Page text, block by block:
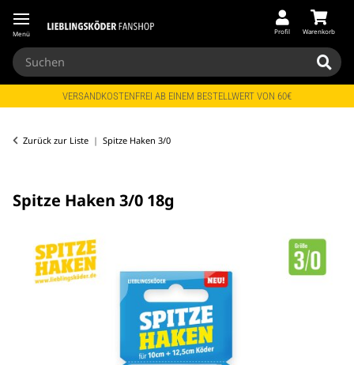
Menü Profil Warenkorb
VERSANDKOSTENFREI AB EINEM BESTELLWERT VON 60€
Zurück zur Liste Spitze Haken 3/0
Spitze Haken 3/0 18g